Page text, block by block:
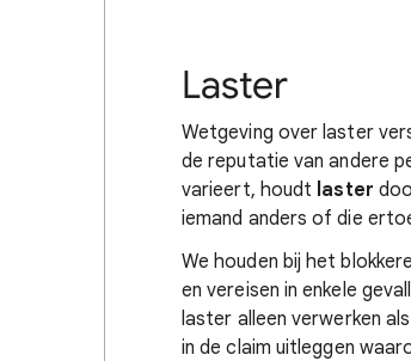
Laster
Wetgeving over laster
de reputatie van andere
varieert, houdt laster
iemand anders of die
We houden bij het
en vereisen in enkele
laster alleen verwerken
in de claim uitleggen